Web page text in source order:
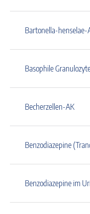
Bartonella-
Basophile
Becherzellen-AK
Benzodiazepine
Benzodiazepine im